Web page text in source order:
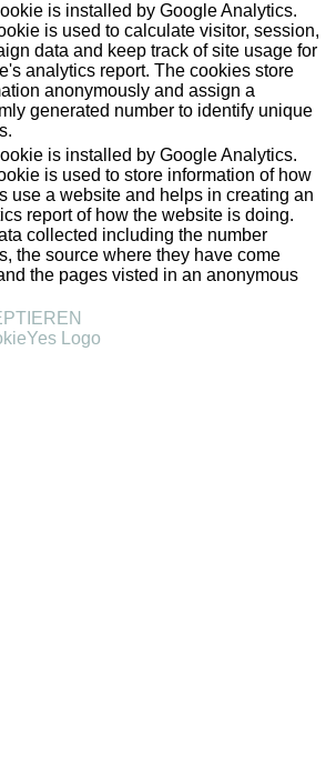
is installed by Google Analytics.
is used to calculate visitor, session,
data and keep track of site usage for
analytics report. The cookies store
anonymously and assign a
generated number to identify unique
is installed by Google Analytics.
is used to store information of how
use a website and helps in creating an
report of how the website is doing.
collected including the number
the source where they have come
the pages visted in an anonymous